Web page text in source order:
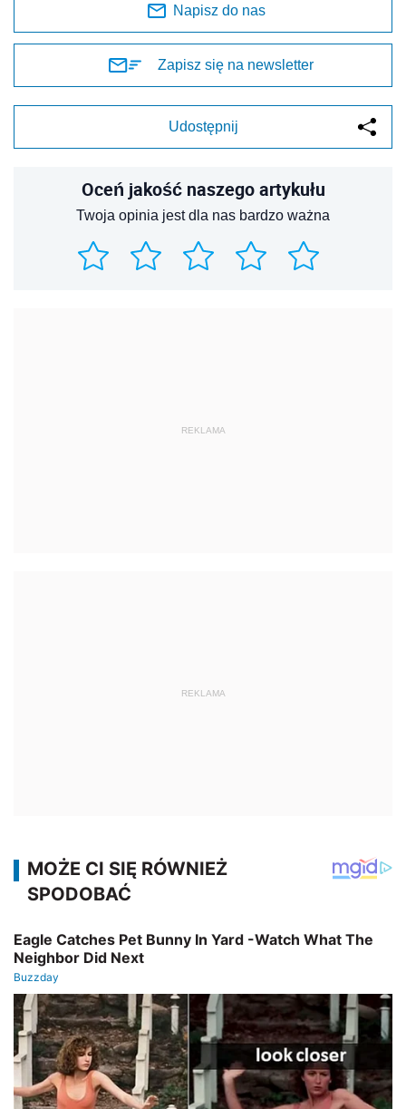
Napisz do nas
Zapisz się na newsletter
Udostępnij
Oceń jakość naszego artykułu
Twoja opinia jest dla nas bardzo ważna
REKLAMA
REKLAMA